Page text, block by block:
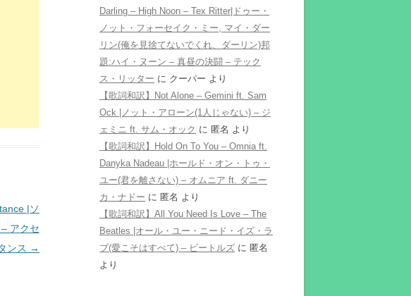
|ソ
アクセ
ンス →
Darling – High Noon – Tex Ritter|ドゥー・
ノット・フォーセイク・ミー, マイ・ダー
リン(俺を見捨てないでくれ、ダーリン)邦
題:ハイ・ヌーン – 真昼の決闘 – テック
ス・リッター に クーパー より
【歌詞和訳】Not Alone – Gemini ft. Sam
Ock |ノット・アローン(1人じゃない) – ジ
ェミニ ft. サム・オック に 匿名 より
【歌詞和訳】Hold On To You – Omnia ft.
Danyka Nadeau |ホールド・オン・トゥ・
ユー(君を離さない) – オムニア ft. ダニー
カ・ナドー に 匿名 より
【歌詞和訳】All You Need Is Love – The
Beatles |オール・ユー・ニード・イズ・ラ
ブ(愛こそはすべて) – ビートルズ に 匿名
より